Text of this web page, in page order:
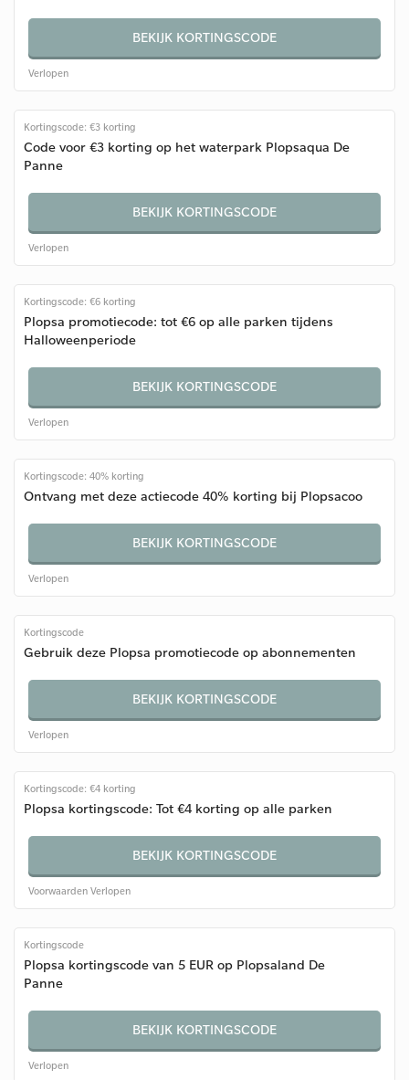
BEKIJK KORTINGSCODE
Verlopen
Kortingscode: €3 korting
Code voor €3 korting op het waterpark Plopsaqua De
Panne
BEKIJK KORTINGSCODE
Verlopen
Kortingscode: €6 korting
Plopsa promotiecode: tot €6 op alle parken tijdens
Halloweenperiode
BEKIJK KORTINGSCODE
Verlopen
Kortingscode: 40% korting
Ontvang met deze actiecode 40% korting bij Plopsacoo
BEKIJK KORTINGSCODE
Verlopen
Kortingscode
Gebruik deze Plopsa promotiecode op abonnementen
BEKIJK KORTINGSCODE
Verlopen
Kortingscode: €4 korting
Plopsa kortingscode: Tot €4 korting op alle parken
BEKIJK KORTINGSCODE
Voorwaarden Verlopen
Kortingscode
Plopsa kortingscode van 5 EUR op Plopsaland De
Panne
BEKIJK KORTINGSCODE
Verlopen